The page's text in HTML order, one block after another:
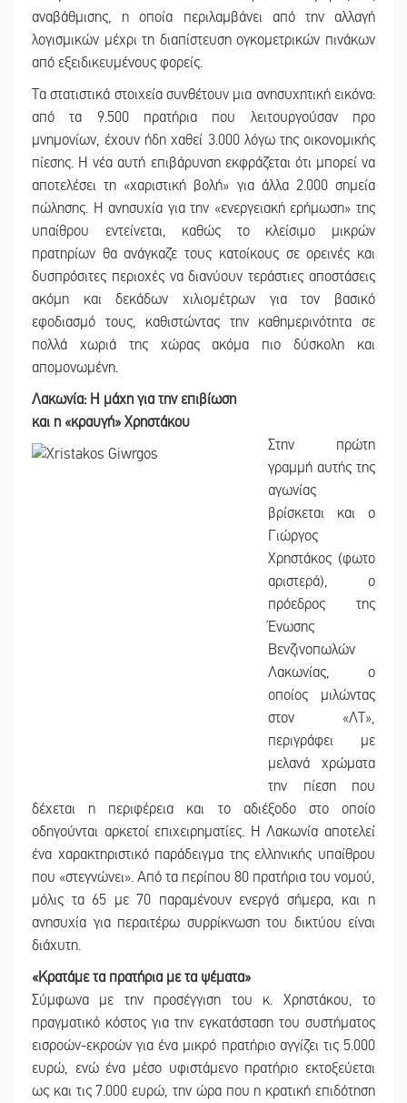
αναβάθμισης, η οποία περιλαμβάνει από την αλλαγή
λογισμικών μέχρι τη διαπίστευση ογκομετρικών πινάκων
από εξειδικευμένους φορείς.
Τα στατιστικά στοιχεία συνθέτουν μια ανησυχητική εικόνα:
από τα 9.500 πρατήρια που λειτουργούσαν προ
μνημονίων, έχουν ήδη χαθεί 3.000 λόγω της οικονομικής
πίεσης. Η νέα αυτή επιβάρυνση εκφράζεται ότι μπορεί να
αποτελέσει τη «χαριστική βολή» για άλλα 2.000 σημεία
πώλησης. Η ανησυχία για την «ενεργειακή ερήμωση» της
υπαίθρου εντείνεται, καθώς το κλείσιμο μικρών
πρατηρίων θα ανάγκαζε τους κατοίκους σε ορεινές και
δυσπρόσιτες περιοχές να διανύουν τεράστιες αποστάσεις
ακόμη και δεκάδων χιλιομέτρων για τον βασικό
εφοδιασμό τους, καθιστώντας την καθημερινότητα σε
πολλά χωριά της χώρας ακόμα πιο δύσκολη και
απομονωμένη.
Λακωνία: Η μάχη για την επιβίωση
και η «κραυγή» Χρηστάκου
Στην πρώτη
γραμμή αυτής της
αγωνίας
βρίσκεται και ο
Γιώργος
Χρηστάκος (φωτο
αριστερά), ο
πρόεδρος της
Ένωσης
Βενζινοπωλών
Λακωνίας, ο
οποίος μιλώντας
στον «ΛΤ»,
περιγράφει με
μελανά χρώματα
την πίεση που
δέχεται η περιφέρεια και το αδιέξοδο στο οποίο
οδηγούνται αρκετοί επιχειρηματίες. Η Λακωνία αποτελεί
ένα χαρακτηριστικό παράδειγμα της ελληνικής υπαίθρου
που «στεγνώνει». Από τα περίπου 80 πρατήρια του νομού,
μόλις τα 65 με 70 παραμένουν ενεργά σήμερα, και η
ανησυχία για περαιτέρω συρρίκνωση του δικτύου είναι
διάχυτη.
«Κρατάμε τα πρατήρια με τα ψέματα»
Σύμφωνα με την προσέγγιση του κ. Χρηστάκου, το
πραγματικό κόστος για την εγκατάσταση του συστήματος
εισροών-εκροών για ένα μικρό πρατήριο αγγίζει τις 5.000
ευρώ, ενώ ένα μέσο υφιστάμενο πρατήριο εκτοξεύεται
ως και τις 7.000 ευρώ, την ώρα που η κρατική επιδότηση